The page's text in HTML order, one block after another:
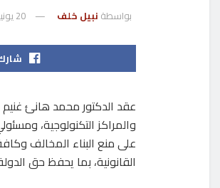
بواسطة نبيل خلف 20 يونيو، 2026
عقد الدكتور محمد هانئ
والمراكز التكنولوجية،
على منع البناء المخالف
القانونية، بما يحفظ حق